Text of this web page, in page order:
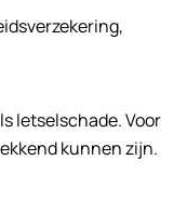
letselschade. Voor
kunnen zijn.